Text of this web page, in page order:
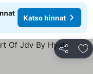
Katso hinnat
Jaa